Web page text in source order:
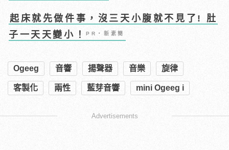
起床就先做件事，沒三天小腹就不見了! 肚
子一天天變小！PR・新素簡
Ogeeg 音響 揚聲器 音樂 旋律
客製化 兩性 藍芽音響 mini Ogeeg i
Advertisements